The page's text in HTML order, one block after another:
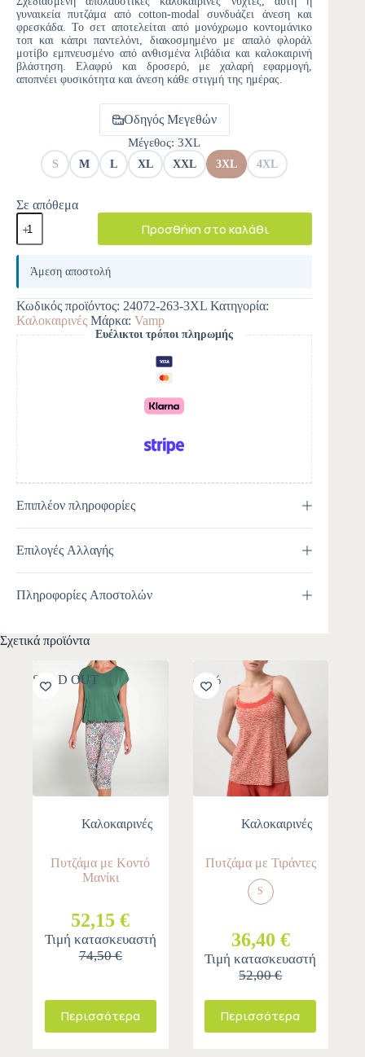
γυναικεία πυτζάμα από cotton-modal συνδυάζει άνεση και
φρεσκάδα. Το σετ αποτελείται από μονόχρωμο κοντομάνικο
τοπ και κάπρι παντελόνι, διακοσμημένο με απαλό φλοράλ
μοτίβο εμπνευσμένο από ανθισμένα λιβάδια και καλοκαιρινή
βλάστηση. Ελαφρύ και δροσερό, με χαλαρή εφαρμογή,
αποπνέει φυσικότητα και άνεση κάθε στιγμή της ημέρας.
Οδηγός Μεγεθών
Μέγεθος: 3XL
S M L XL XXL 3XL 4XL
Σε απόθεμα
Προσθήκη στο καλάθι
A
e
r
n
a
t
i
v
e
:
Άμεση αποστολή
Κωδικός προϊόντος: 24072-263-3XL Κατηγορία:
Καλοκαιρινές Μάρκα: Vamp
Ευέλικτοι τρόποι πληρωμής
Επιπλέον πληροφορίες
Επιλογές Αλλαγής
Πληροφορίες Αποστολών
Σχετικά προϊόντα
SOLD OUT
Καλοκαιρινές
Πυτζάμα με Κοντό
Μανίκι
52,15 €
Τιμή κατασκευαστή
74,50 €
Περισσότερα
-30%
Καλοκαιρινές
Πυτζάμα με Τιράντες
S
36,40 €
Τιμή κατασκευαστή
52,00 €
Περισσότερα